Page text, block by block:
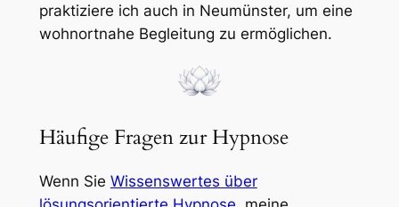
praktiziere ich auch in Neumünster, um eine
wohnortnahe Begleitung zu ermöglichen.
Häufige Fragen zur Hypnose
Wenn Sie Wissenswertes über